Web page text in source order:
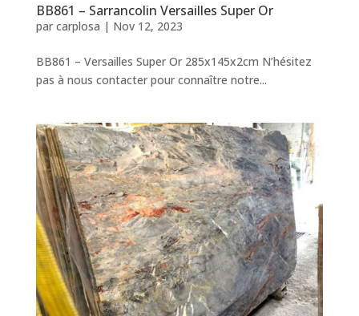
BB861 – Sarrancolin Versailles Super Or
par carplosa | Nov 12, 2023
BB861 – Versailles Super Or 285x145x2cm N’hésitez
pas à nous contacter pour connaître notre...